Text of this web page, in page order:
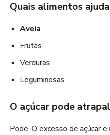
Quais alimentos
Aveia
Frutas
Verduras
Leguminosas
O açúcar pode
Pode. O excesso de açúcar